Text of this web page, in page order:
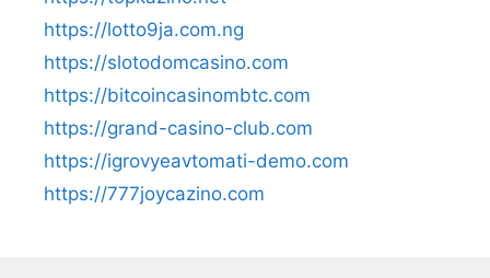
https://lotto9ja.com.ng
https://slotodomcasino.com
https://bitcoincasinombtc.com
https://grand-casino-club.com
https://igrovyeavtomati-demo.com
https://777joycazino.com